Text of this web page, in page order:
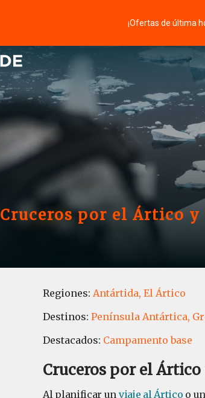
¡Ofertas de última
Cruceros por el Ártico
Regiones: Antártida, El Ártico
Destinos: Península Antártica,
Destacados: Campamento base
Cruceros por el
Al planificar un viaje al Ártico o un